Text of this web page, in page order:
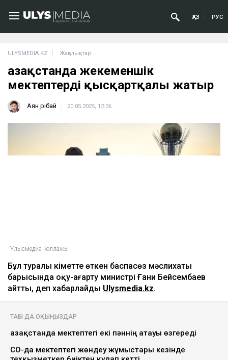
ҚАЗ РУС
ULYSMEDIA.KZ Жаңалықтар
Қазақстанда жекеменшік
мектептерді қысқартқалы жатыр
Аян Өрібай 20.05.2025, 12:36
Ұлысмедиа коллажы
Бұл туралы үкіметте өткен баспасөз мәслихаты
барысында оқу-ағарту министрі Ғани Бейсембаев
айтты, деп хабарлайды Ulysmedia.kz.
ТАҒЫ ДА ОҚЫҢЫЗДАР
Қазақстанда мектептегі екі пәннің атауы өзгереді
СҚО-да мектептегі жөндеу жұмыстары кезінде